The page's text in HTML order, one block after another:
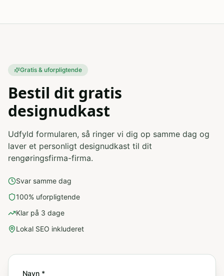
Gratis & uforpligtende
Bestil dit gratis
designudkast
Udfyld formularen, så ringer vi dig op samme dag og
laver et personligt designudkast til dit
rengøringsfirma-firma.
Svar samme dag
100% uforpligtende
Klar på 3 dage
Lokal SEO inkluderet
Navn *